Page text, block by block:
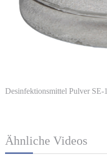
Desinfektionsmittel Pulver SE-1
Ähnliche Videos